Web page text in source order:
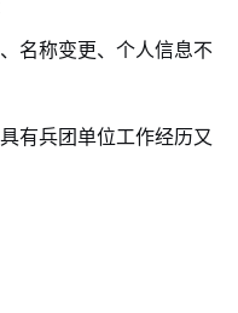
名称变更、个人信息不
有兵团单位工作经历又